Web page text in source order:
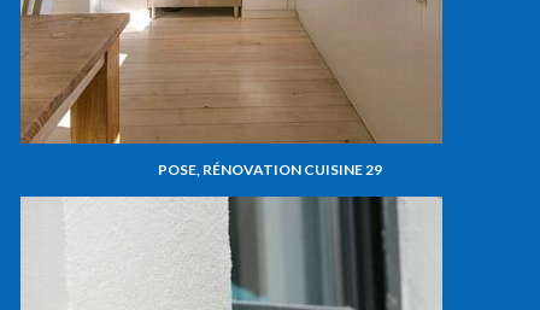
POSE, RÉNOVATION CUISINE 29